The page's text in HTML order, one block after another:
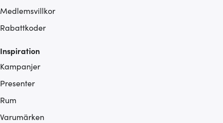
Medlemsvillkor
Rabattkoder
Inspiration
Kampanjer
Presenter
Rum
Varumärken